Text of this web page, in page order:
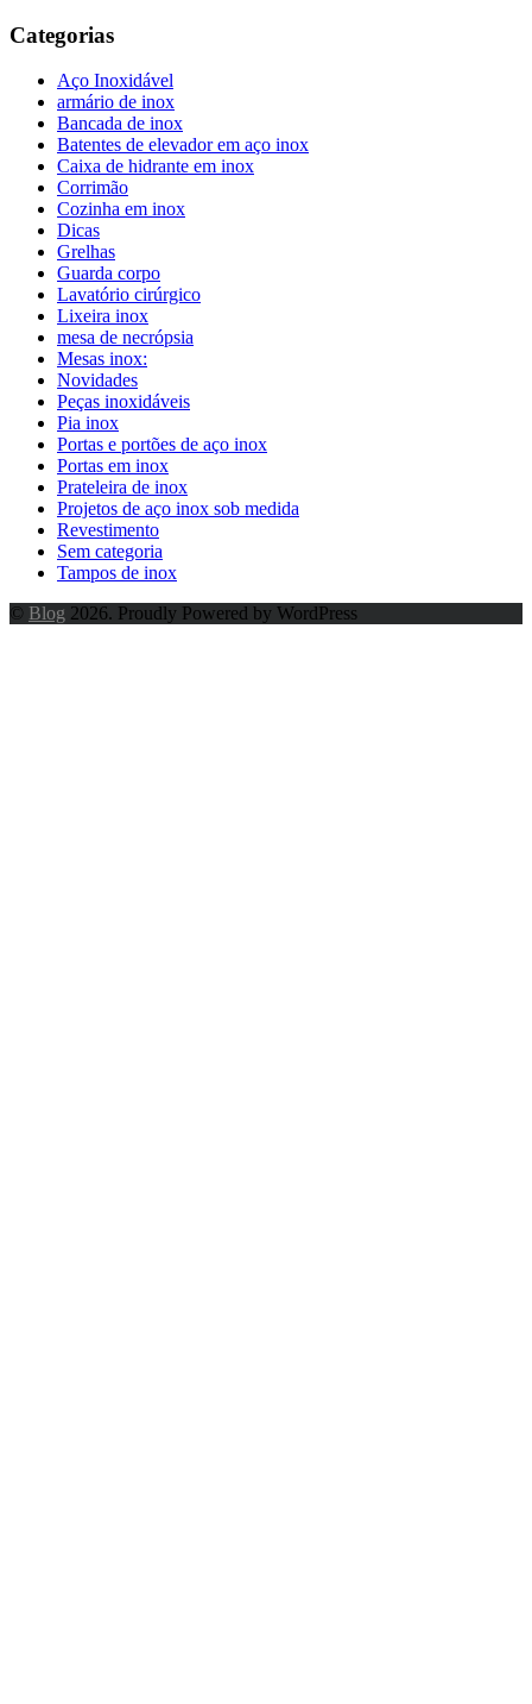
Categorias
Aço Inoxidável
armário de inox
Bancada de inox
Batentes de elevador em aço inox
Caixa de hidrante em inox
Corrimão
Cozinha em inox
Dicas
Grelhas
Guarda corpo
Lavatório cirúrgico
Lixeira inox
mesa de necrópsia
Mesas inox:
Novidades
Peças inoxidáveis
Pia inox
Portas e portões de aço inox
Portas em inox
Prateleira de inox
Projetos de aço inox sob medida
Revestimento
Sem categoria
Tampos de inox
© Blog 2026. Proudly Powered by WordPress